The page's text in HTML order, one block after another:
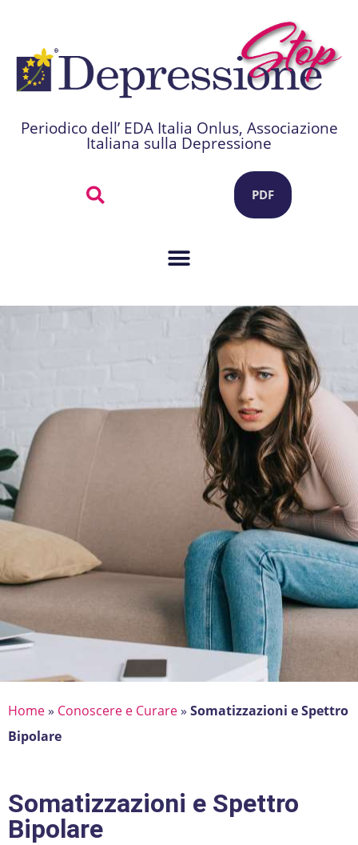
Periodico dell’ EDA Italia Onlus, Associazione
Italiana sulla Depressione
PDF
Home» Conoscere e Curare» Somatizzazioni e Spettro
Bipolare
Somatizzazioni e Spettro
Bipolare